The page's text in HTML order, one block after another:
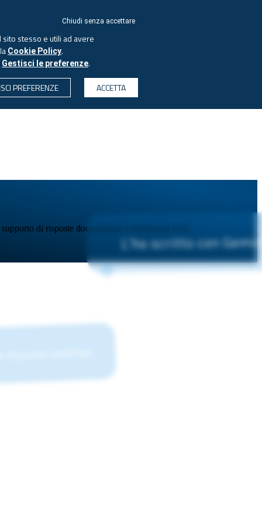
L’ho scritto con
di risposte documentate e riferimenti certi.
Chiudi senza accettare
stesso e utili ad avere
Cookie Policy.
Gestisci le preferenze.
PREFERENZE
ACCETTA